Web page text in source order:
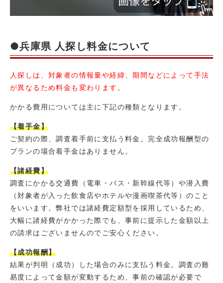
●兵庫県 人探し料金について
人探しは、対象者の情報量や経緯、期間などによって手法
が異なるため料金も変わります。
かかる費用については主に下記の種類となります。
【着手金】
ご契約の際、調査着手前に支払う料金。完全成功報酬型の
プランの場合着手金はありません。
【諸経費】
調査にかかる交通費（電車・バス・新幹線代等）や潜入費
（対象者が入った飲食店やホテルや漫画喫茶代等）のこと
をいいます。弊社では諸経費定額型を採用しているため、
大幅に諸経費がかかった際でも、事前に提示した金額以上
の請求はございませんのでご安心ください。
【成功報酬】
結果が判明（成功）した場合のみに支払う料金。調査の難
易度によって金額が変動するため、事前の確認が必要で